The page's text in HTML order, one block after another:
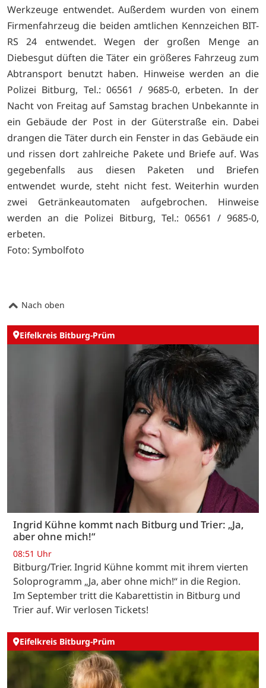
Werkzeuge entwendet. Außerdem wurden von einem
Firmenfahrzeug die beiden amtlichen Kennzeichen BIT-
RS 24 entwendet. Wegen der großen Menge an
Diebesgut düften die Täter ein größeres Fahrzeug zum
Abtransport benutzt haben. Hinweise werden an die
Polizei Bitburg, Tel.: 06561 / 9685-0, erbeten. In der
Nacht von Freitag auf Samstag brachen Unbekannte in
ein Gebäude der Post in der Güterstraße ein. Dabei
drangen die Täter durch ein Fenster in das Gebäude ein
und rissen dort zahlreiche Pakete und Briefe auf. Was
gegebenfalls aus diesen Paketen und Briefen
entwendet wurde, steht nicht fest. Weiterhin wurden
zwei Getränkeautomaten aufgebrochen. Hinweise
werden an die Polizei Bitburg, Tel.: 06561 / 9685-0,
erbeten.
Foto: Symbolfoto
Nach oben
Eifelkreis Bitburg-Prüm
Ingrid Kühne kommt nach Bitburg und Trier: „Ja,
aber ohne mich!“
08:51 Uhr
Bitburg/Trier. Ingrid Kühne kommt mit ihrem vierten
Soloprogramm „Ja, aber ohne mich!“ in die Region.
Im September tritt die Kabarettistin in Bitburg und
Trier auf. Wir verlosen Tickets!
Eifelkreis Bitburg-Prüm